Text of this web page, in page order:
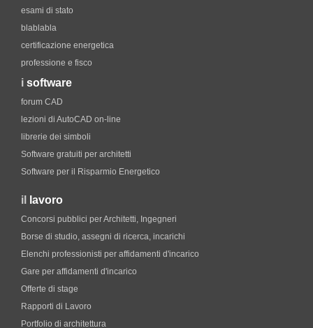
esami di stato
blablabla
certificazione energetica
professione e fisco
i software
forum CAD
lezioni di AutoCAD on-line
librerie dei simboli
Software gratuiti per architetti
Software per il Risparmio Energetico
il lavoro
Concorsi pubblici per Architetti, Ingegneri
Borse di studio, assegni di ricerca, incarichi
Elenchi professionisti per affidamenti d'incarico
Gare per affidamenti d'incarico
Offerte di stage
Rapporti di Lavoro
Portfolio di architettura